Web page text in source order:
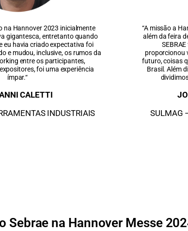
na Hannover 2023 inicialmente
gigantesca, entretanto quando
eu havia criado expectativa foi
e mudou, inclusive, os rumos da
ing entre os participantes,
foi uma experiência
ímpar.“
CALETTI
INDUSTRIAIS
“A missão a
além da feira
proporcionou
futuro, coisas
Brasil. Além
SULMAG
Sebrae na Hannover Messe